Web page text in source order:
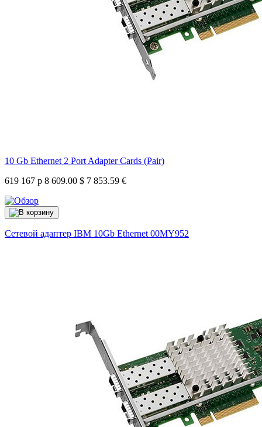
10 Gb Ethernet 2 Port Adapter Cards (Pair)
619 167 р 8 609.00 $ 7 853.59 €
Сетевой адаптер IBM 10Gb Ethernet 00MY952